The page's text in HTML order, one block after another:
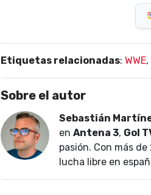
Etiquetas relacionadas: WWE,
Sobre el autor
Sebastián
en Antena 3, Gol
pasión. Con más
lucha libre en